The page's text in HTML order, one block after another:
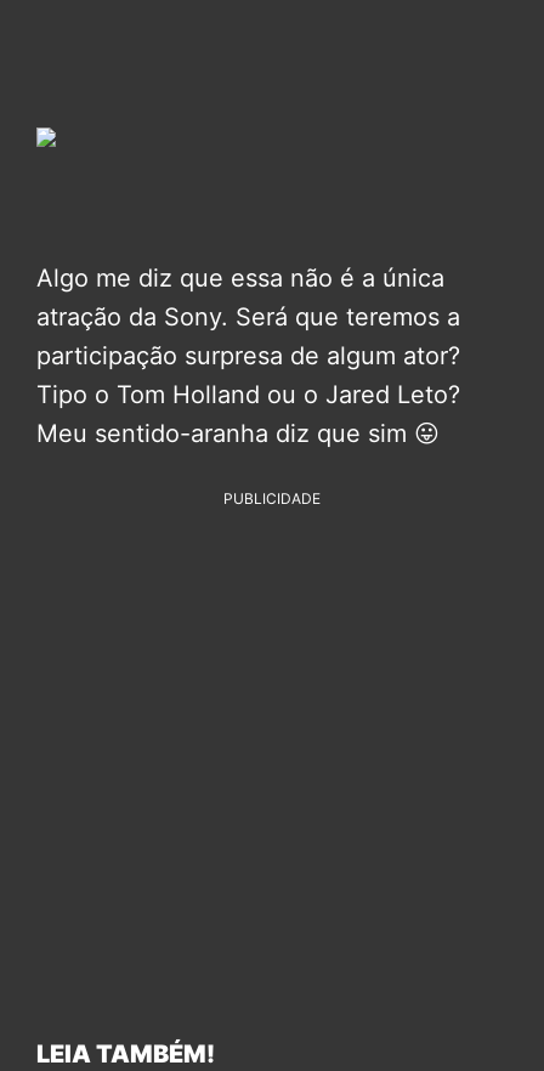
Algo me diz que essa não é a única
atração da Sony. Será que teremos a
participação surpresa de algum ator?
Tipo o Tom Holland ou o Jared Leto?
Meu sentido-aranha diz que sim 😛
PUBLICIDADE
LEIA TAMBÉM!